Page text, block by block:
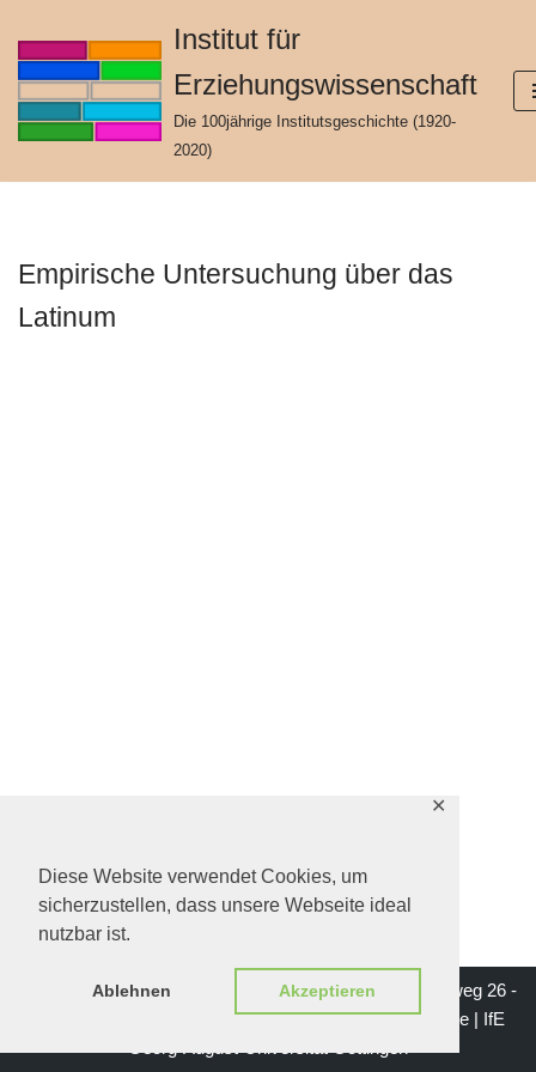
Diese Website verwendet Cookies, um
sicherzustellen, dass unsere Webseite ideal
nutzbar ist.
Ablehnen Akzeptieren
✕
Zum
springen
Institut für
Erziehungswissenschaft
Die 100jährige Institutsgeschichte (1920-
2020)
Empirische Untersuchung über das
Latinum
Impressum | Institut für Erziehungswissenschaft - Waldweg 26 -
37073 Göttingen | Mail: institutsgeschichte-ife@gwdg.de | IfE